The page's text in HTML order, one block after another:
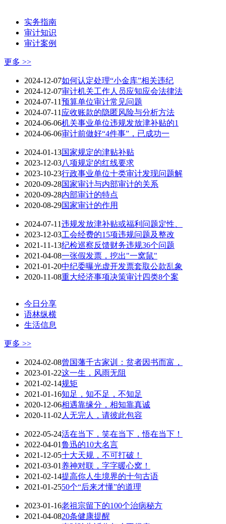
实务指南
审计知识
审计案例
更多 >>
2024-12-07如何认定处理“小金库”相关违纪
2024-12-07审计机关工作人员应知应会法律法
2024-07-11预算单位审计常见问题
2024-07-11 应收账款的隐匿风险与分析方法
2024-06-06机关事业单位违规发放津补贴的1
2024-06-06审计前做好“4件事”，已成功一
2024-01-13国家规定的津贴补贴
2023-12-03八项规定的红线要求
2023-10-23行政事业单位十类审计发现问题解
2020-09-28国家审计与内部审计的关系
2020-09-28内部审计的特点
2020-08-29国家审计的作用
2024-07-11违规发放津补贴或福利问题定性、
2023-12-03工会经费的15项违规问题及整改
2021-11-13纪检巡察反馈财务违规36个问题
2021-04-08一张假发票，挖出"一窝鼠"
2021-01-20中纪委曝光虚开发票套取公款乱象
2020-11-08重大经济事项决策审计四类8个案
今日分享
语林纵横
生活信息
更多 >>
2024-02-08曾国藩千古家训：贫者因书而富，
2023-01-22这一生，风雨无阻
2021-02-14规矩
2021-01-16知足，知不足，不知足
2020-12-06相遇靠缘分，相知靠真诚
2020-11-02 人无完人，请彼此包容
2022-05-24活在当下，笑在当下，悟在当下！
2022-04-01鲁迅的10大名言
2021-12-05十大天规，不可打破！
2021-03-01 养神对联，字字暖心窝！
2021-02-14提高你人生境界的十句古语
2021-01-2550个“后来才懂”的道理
2023-01-16老祖宗留下的100个治病秘方
2021-04-0820条健康提醒